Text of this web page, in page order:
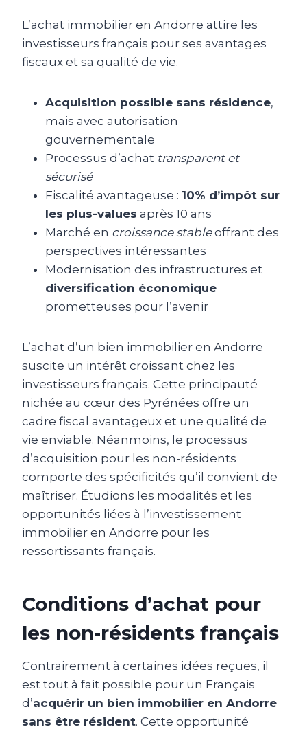
L’achat immobilier en Andorre attire les
investisseurs français pour ses avantages
fiscaux et sa qualité de vie.
Acquisition possible sans résidence,
mais avec autorisation
gouvernementale
Processus d’achat transparent et
sécurisé
Fiscalité avantageuse : 10% d’impôt sur
les plus-values après 10 ans
Marché en croissance stableoffrant des
perspectives intéressantes
Modernisation des infrastructures et
diversification économique
prometteuses pour l’avenir
L’achat d’un bien immobilier en Andorre
suscite un intérêt croissant chez les
investisseurs français. Cette principauté
nichée au cœur des Pyrénées offre un
cadre fiscal avantageux et une qualité de
vie enviable. Néanmoins, le processus
d’acquisition pour les non-résidents
comporte des spécificités qu’il convient de
maîtriser. Étudions les modalités et les
opportunités liées à l’investissement
immobilier en Andorre pour les
ressortissants français.
Conditions d’achat pour
les non-résidents français
Contrairement à certaines idées reçues, il
est tout à fait possible pour un Français
d’acquérir un bien immobilier en Andorre
sans être résident. Cette opportunité